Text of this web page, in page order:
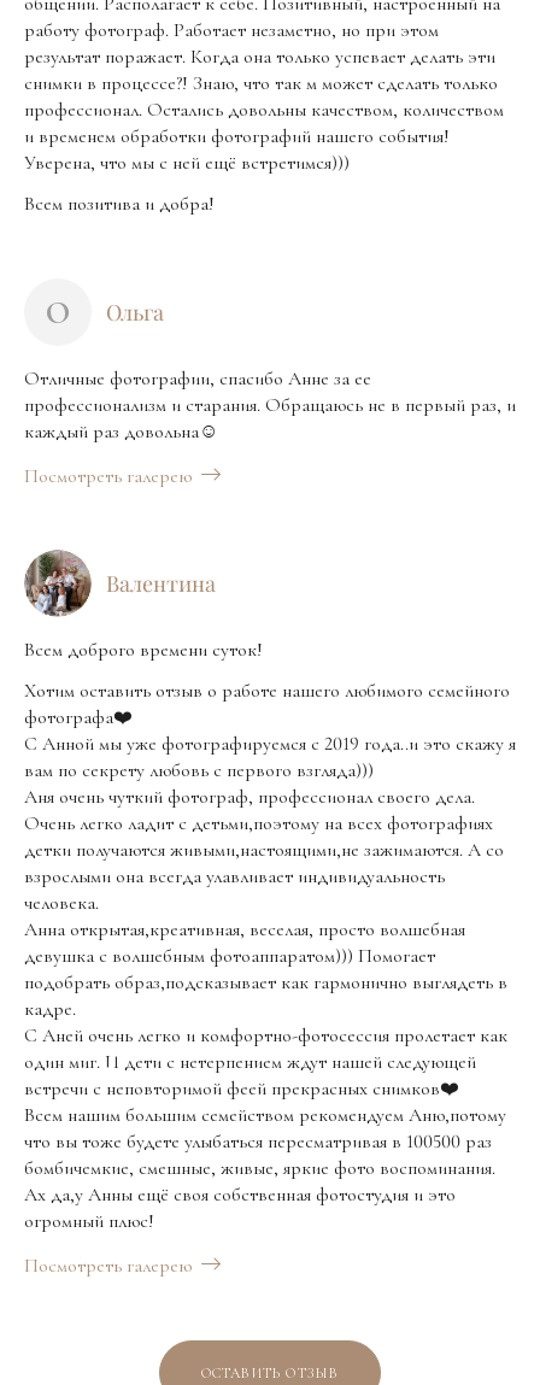
работу фотограф. Работает незаметно, но при этом
результат поражает. Когда она только успевает делать эти
снимки в процессе?! Знаю, что так м может сделать только
профессионал. Остались довольны качеством, количеством
и временем обработки фотографий нашего события!
Уверена, что мы с ней ещё встретимся)))
Всем позитива и добра!
О Ольга
Отличные фотографии, спасибо Анне за ее
профессионализм и старания. Обращаюсь не в первый раз, и
каждый раз довольна☺️
Посмотреть галерею
Валентина
Всем доброго времени суток!
Хотим оставить отзыв о работе нашего любимого семейного
фотографа❤️
С Анной мы уже фотографируемся с 2019 года..и это скажу я
вам по секрету любовь с первого взгляда)))
Аня очень чуткий фотограф, профессионал своего дела.
Очень легко ладит с детьми,поэтому на всех фотографиях
детки получаются живыми,настоящими,не зажимаются. А со
взрослыми она всегда улавливает индивидуальность
человека.
Анна открытая,креативная, веселая, просто волшебная
девушка с волшебным фотоаппаратом))) Помогает
подобрать образ,подсказывает как гармонично выглядеть в
кадре.
С Аней очень легко и комфортно-фотосессия пролетает как
один миг. И дети с нетерпением ждут нашей следующей
встречи с неповторимой феей прекрасных снимков❤️
Всем нашим большим семейством рекомендуем Аню,потому
что вы тоже будете улыбаться пересматривая в 100500 раз
бомбичемкие, смешные, живые, яркие фото воспоминания.
Ах да,у Анны ещё своя собственная фотостудия и это
огромный плюс!
Посмотреть галерею
ОСТАВИТЬ ОТЗЫВ